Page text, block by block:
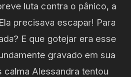
luta contra o pânico, a
precisava escapar! Para
E que gotejar era esse
gravado em sua
calma Alessandra tentou